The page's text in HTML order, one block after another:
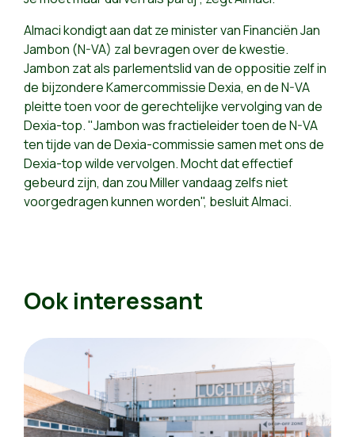
Almaci kondigt aan dat ze minister van Financiën Jan
Jambon (N-VA) zal bevragen over de kwestie.
Jambon zat als parlementslid van de oppositie zelf in
de bijzondere Kamercommissie Dexia, en de N-VA
pleitte toen voor de gerechtelijke vervolging van de
Dexia-top. "Jambon was fractieleider toen de N-VA
ten tijde van de Dexia-commissie samen met ons de
Dexia-top wilde vervolgen. Mocht dat effectief
gebeurd zijn, dan zou Miller vandaag zelfs niet
voorgedragen kunnen worden", besluit Almaci.
Ook interessant